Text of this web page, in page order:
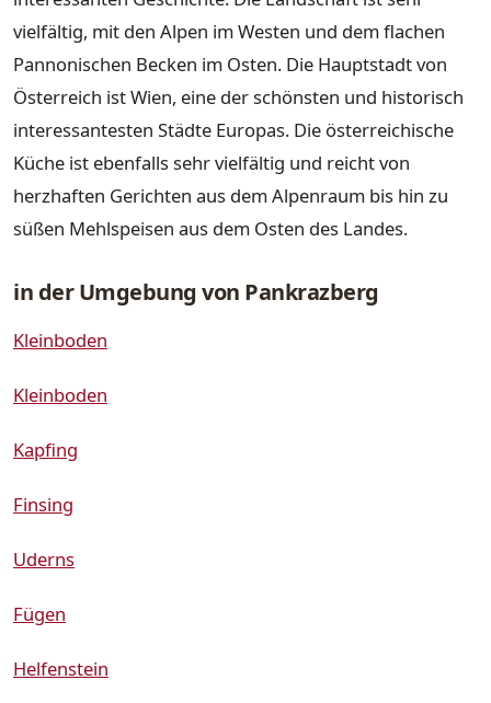
vielfältig, mit den Alpen im Westen und dem flachen
Pannonischen Becken im Osten. Die Hauptstadt von
Österreich ist Wien, eine der schönsten und historisch
interessantesten Städte Europas. Die österreichische
Küche ist ebenfalls sehr vielfältig und reicht von
herzhaften Gerichten aus dem Alpenraum bis hin zu
süßen Mehlspeisen aus dem Osten des Landes.
in der Umgebung von Pankrazberg
Kleinboden
Kleinboden
Kapfing
Finsing
Uderns
Fügen
Helfenstein